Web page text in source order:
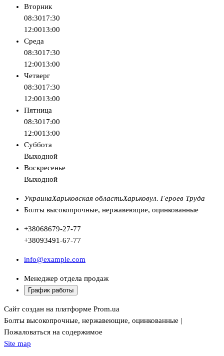
Вторник
08:3017:30
12:0013:00
Среда
08:3017:30
12:0013:00
Четверг
08:3017:30
12:0013:00
Пятница
08:3017:00
12:0013:00
Суббота
Выходной
Воскресенье
Выходной
УкраинаХарьковская областьХарьковул. Героев Труда
Болты высокопрочные, нержавеющие, оцинкованные
+38068679-27-77
+38093491-67-77
info@example.com
Менеджер отдела продаж
График работы
Сайт создан на платформе Prom.ua
Болты высокопрочные, нержавеющие, оцинкованные |
Пожаловаться на содержимое
Site map